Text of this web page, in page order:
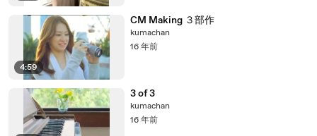
4:59
CM Making ３部作
kumachan
16 年前
3 of 3
kumachan
16 年前